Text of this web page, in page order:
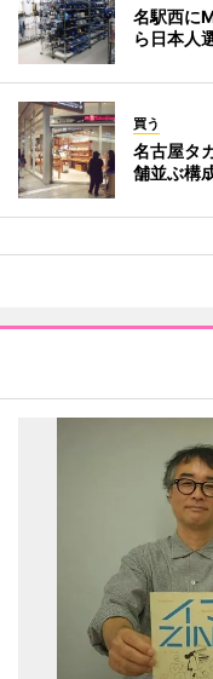
名駅西に
ら日本人
買う
名古屋タ
舗並ぶ構